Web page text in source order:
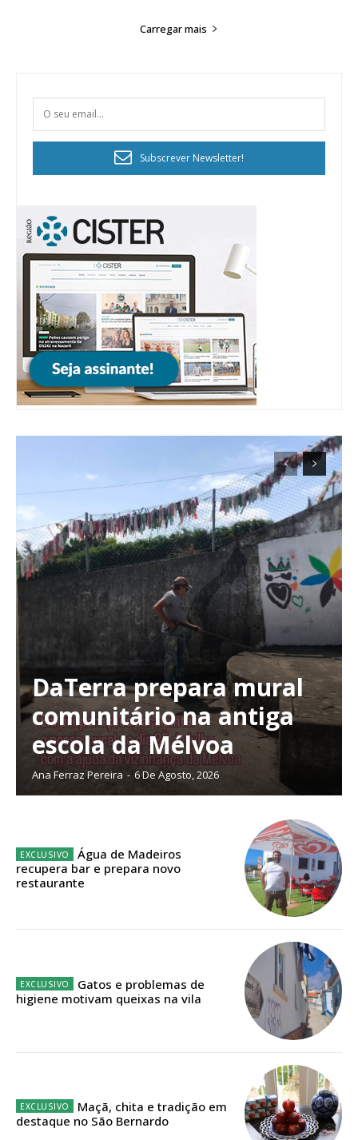
32€
Edição em papel entregue à Quinta-feira em sua
assinantes
Ofertas para assinatura anual
Escolha o plano
ASSINATURA
DIGITAL ANUAL
16€
12 meses
Acesso ao conteúdo online
Acesso aos conteúdos Exclusivos para
Ofertas para assinatura anual
Escolha o plano
Carregar mais
Subscrever Newsletter!
DaTerra prepara mural
comunitário na antiga
escola da Mélvoa
Ana Ferraz Pereira - 6 De Agosto, 2026
Água de Madeiros
recupera bar e prepara novo
restaurante
Gatos e problemas de
higiene motivam queixas na vila
Maçã, chita e tradição em
destaque no São Bernardo